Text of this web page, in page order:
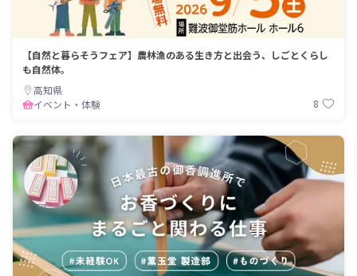
【自然と暮らそうフェア】農林漁のある生き方と出会う、しごとくらし
も自然体。
高知県
イベント・体験
8